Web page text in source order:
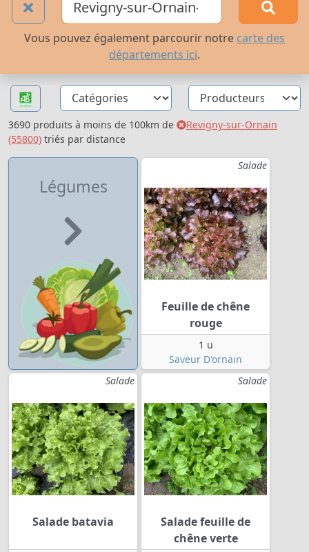
Vous pouvez également parcourir notre carte des
départements ici.
3690 produits à moins de 100km de
Revigny-sur-Ornain
(55800) triés par distance
Légumes
Salade
Feuille de chêne
rouge
1 u
Saveur D'ornain
Salade
Salade batavia
Salade
Salade feuille de
chêne verte